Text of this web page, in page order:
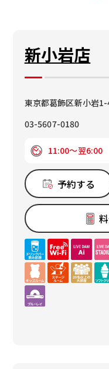
新小岩店
東京都葛飾区新小岩
03-5607-0180
11:00～翌6:00
予約する